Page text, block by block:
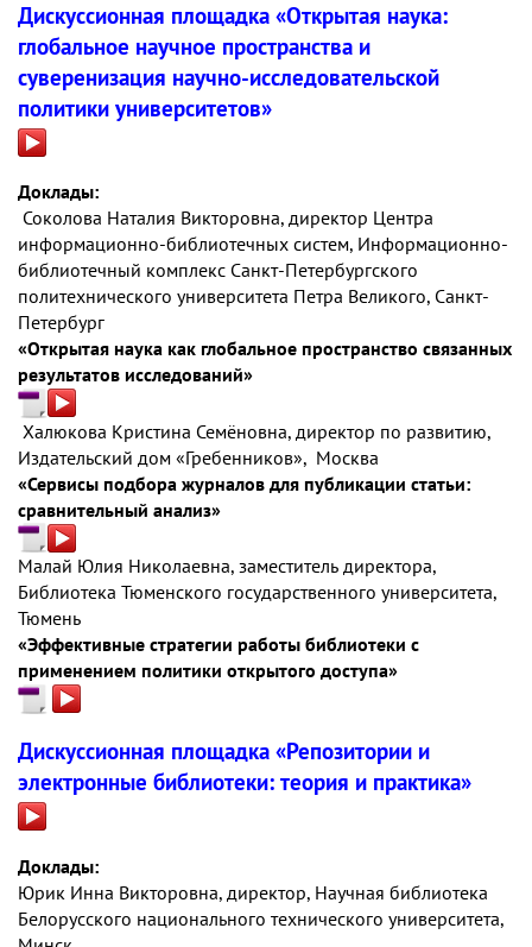
Дискуссионная площадка «Открытая наука:
глобальное научное пространства и
суверенизация научно-исследовательской
политики университетов»
Доклады:
Соколова Наталия Викторовна, директор Центра
информационно-библиотечных систем, Информационно-
библиотечный комплекс Санкт-Петербургского
политехнического университета Петра Великого, Санкт-
Петербург
«Открытая наука как глобальное пространство связанных
результатов исследований»
Халюкова Кристина Семёновна, директор по развитию,
Издательский дом «Гребенников», Москва
«Сервисы подбора журналов для публикации статьи:
сравнительный анализ»
Малай Юлия Николаевна, заместитель директора,
Библиотека Тюменского государственного университета,
Тюмень
«Эффективные стратегии работы библиотеки с
применением политики открытого доступа»
Дискуссионная площадка «Репозитории и
электронные библиотеки: теория и практика»
Доклады:
Юрик Инна Викторовна, директор, Научная библиотека
Белорусского национального технического университета,